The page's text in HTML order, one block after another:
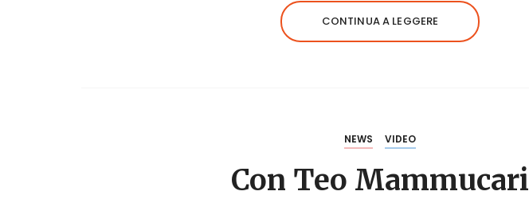
CONTINUA A LEGGERE
NEWS VIDEO
Con Teo Mammucari